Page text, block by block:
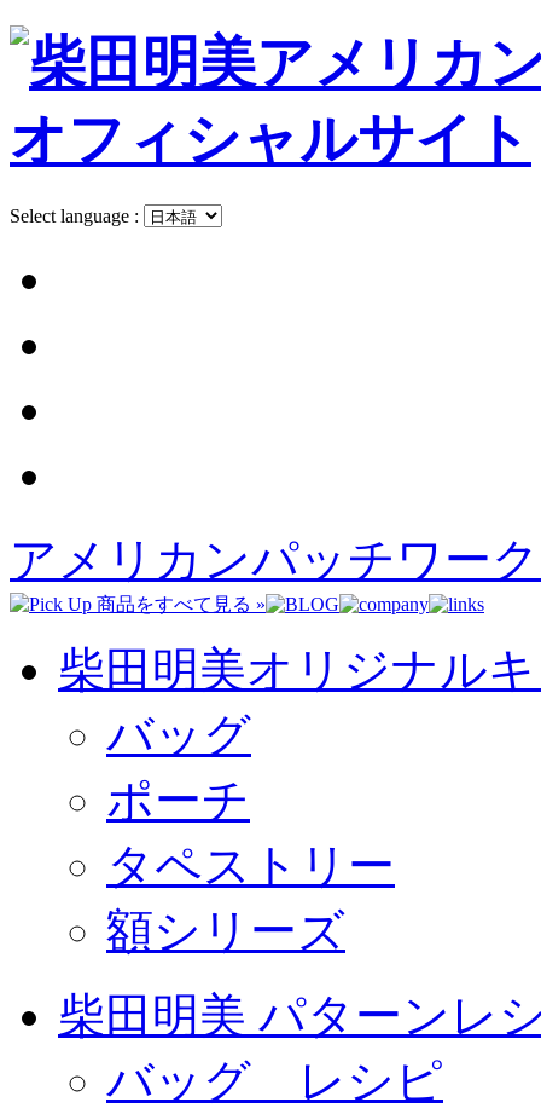
Select language :
アメリカンパッチワー
柴田明美オリジナル
バッグ
ポーチ
タペストリー
額シリーズ
柴田明美 パターンレ
バッグ レシピ